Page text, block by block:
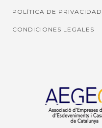
POLÍTICA DE PRIVACIDAD
CONDICIONES LEGALES